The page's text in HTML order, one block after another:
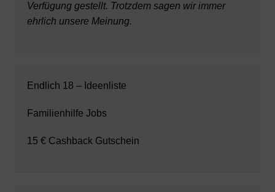
Verfügung gestellt. Trotzdem sagen wir immer
ehrlich unsere Meinung.
Endlich 18 – Ideenliste
Familienhilfe Jobs
15 € Cashback Gutschein